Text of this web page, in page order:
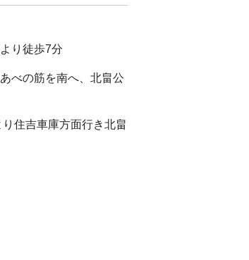
り徒歩7分
べの筋を南へ、北畠公
住吉車庫方面行き北畠